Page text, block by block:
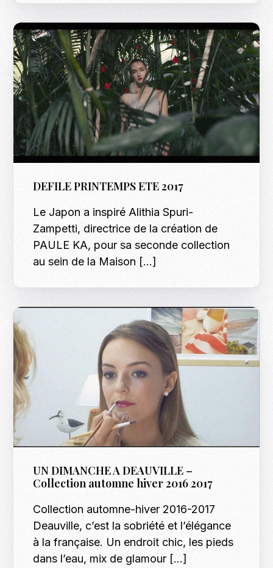
DEFILE PRINTEMPS ETE 2017
Le Japon a inspiré Alithia Spuri-
Zampetti, directrice de la création de
PAULE KA, pour sa seconde collection
au sein de la Maison […]
UN DIMANCHE A DEAUVILLE –
Collection automne hiver 2016 2017
Collection automne-hiver 2016-2017
Deauville, c’est la sobriété et l’élégance
à la française. Un endroit chic, les pieds
dans l’eau, mix de glamour […]